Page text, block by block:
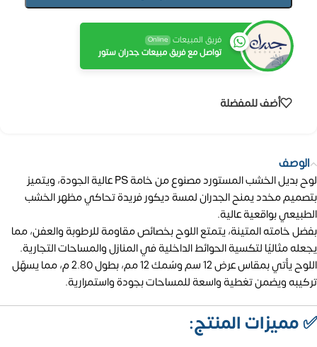
فريق المبيعات Online
تواصل مع فريق مبيعات جدران ستور
أضف للمفضلة
الوصف
لوح بديل الخشب المستورد مصنوع من خامة PS عالية الجودة، ويتميز
بتصميم مخدد يمنح الجدران لمسة ديكور فريدة تحاكي مظهر الخشب
الطبيعي بواقعية عالية.
بفضل خامته المتينة، يتمتع اللوح بخصائص مقاومة للرطوبة والعفن، مما
يجعله مثاليًا لتكسية الحوائط الداخلية في المنازل والمساحات التجارية.
اللوح يأتي بمقاس عرض 12 سم وسُمك 12 مم، بطول 2.80 م، مما يسهّل
تركيبه ويضمن تغطية واسعة للمساحات بجودة واستمرارية.
✅مميزات المنتج: